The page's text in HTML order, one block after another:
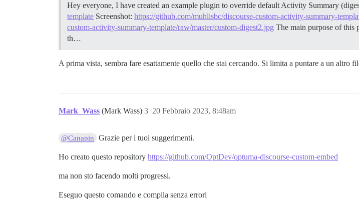
Hey everyone, I have created an example plugin to override default Activity Summary
template Screenshot: https://github.com/muhlisbc/discourse-custom-activity-summary-
custom-activity-summary-template/raw/master/custom-digest2.jpg The main purpose of this
th…
A prima vista, sembra fare esattamente quello che stai cercando. Si limita a puntare a un altro
Mark_Wass (Mark Wass) 20 Febbraio 2023, 8:48am
3
@Canapin Grazie per i tuoi suggerimenti.
Ho creato questo repository https://github.com/OptDev/optuma-discourse-custom-embed
ma non sto facendo molti progressi.
Eseguo questo comando e compila senza errori